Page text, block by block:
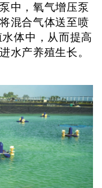
中，氧气增压泵
混合气体送至喷
体中，从而提高
水产养殖生长。